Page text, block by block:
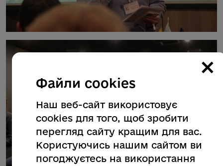
×
Файли cookies
Наш веб-сайт використовує
cookies для того, щоб зробити
перегляд сайту кращим для вас.
Користуючись нашим сайтом ви
погоджуєтесь на використання